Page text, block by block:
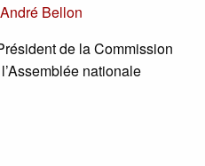
André Bellon
de la Commission
nationale